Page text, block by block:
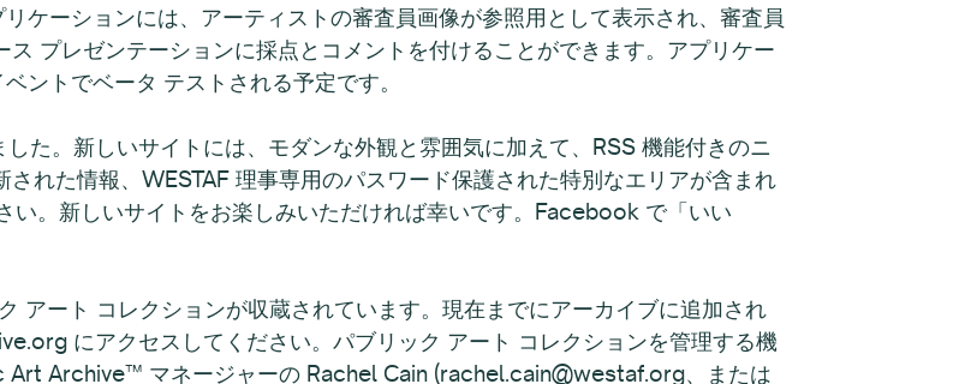
ケーションには、アーティストの審査員画像が参照用として表示され、審査員
プレゼンテーションに採点とコメントを付けることができます。アプリケー
ントでベータ テストされる予定です。
た。新しいサイトには、モダンな外観と雰囲気に加えて、RSS 機能付きのニ
れた情報、WESTAF 理事専用のパスワード保護された特別なエリアが含まれ
。新しいサイトをお楽しみいただければ幸いです。Facebook で「いい
ート コレクションが収蔵されています。現在までにアーカイブに追加され
にアクセスしてください。パブリック アート コレクションを管理する機
Art Archive™ マネージャーの Rachel Cain (rachel.cain@westaf.org、または